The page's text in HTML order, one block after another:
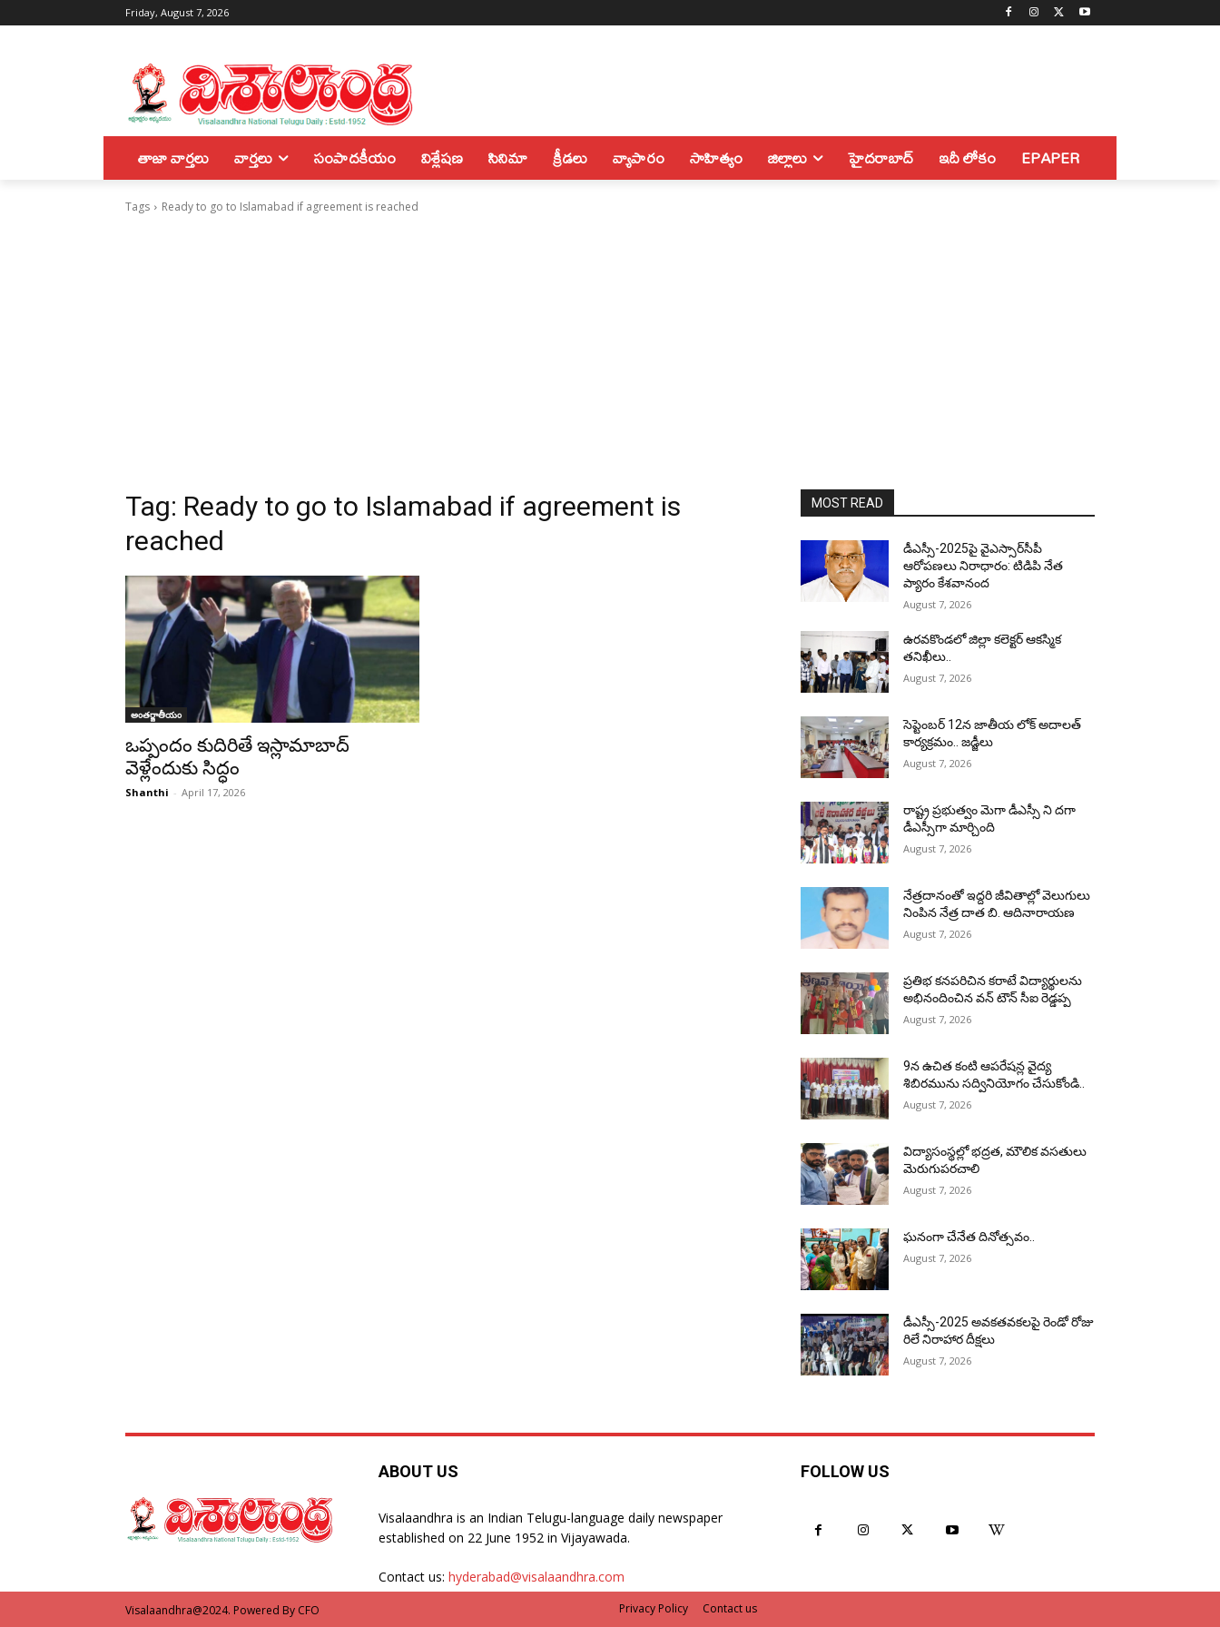
Friday, August 7, 2026
తాజా వార్తలు వార్తలు సంపాదకీయం విశ్లేషణ సినిమా క్రీడలు వ్యాపారం సాహిత్యం జిల్లాలు హైదరాబాద్ ఇదీ లోకం EPAPER
Tags Ready to go to Islamabad if agreement is reached
Tag: Ready to go to Islamabad if agreement is
reached
అంతర్జాతీయం
ఒప్పందం కుదిరితే ఇస్లామాబాద్
వెళ్లేందుకు సిద్ధం
Shanthi - April 17, 2026
MOST READ
డీఎస్సీ-2025పై వైఎస్సార్‌సీపీ
ఆరోపణలు నిరాధారం: టిడిపి నేత
ప్యారం కేశవానంద
August 7, 2026
ఉరవకొండలో జిల్లా కలెక్టర్ ఆకస్మిక
తనిఖీలు..
August 7, 2026
సెప్టెంబర్ 12న జాతీయ లోక్ అదాలత్
కార్యక్రమం.. జడ్జీలు
August 7, 2026
రాష్ట్ర ప్రభుత్వం మెగా డీఎస్సీ ని దగా
డీఎస్సీగా మార్చింది
August 7, 2026
నేత్రదానంతో ఇద్దరి జీవితాల్లో వెలుగులు
నింపిన నేత్ర దాత బి. ఆదినారాయణ
August 7, 2026
ప్రతిభ కనపరిచిన కరాటే విద్యార్థులను
అభినందించిన వన్ టౌన్ సీఐ రెడ్డప్ప
August 7, 2026
9న ఉచిత కంటి ఆపరేషన్ల వైద్య
శిబిరమును సద్వినియోగం చేసుకోండి..
August 7, 2026
విద్యాసంస్థల్లో భద్రత, మౌలిక వసతులు
మెరుగుపరచాలి
August 7, 2026
ఘనంగా చేనేత దినోత్సవం..
August 7, 2026
డీఎస్సీ-2025 అవకతవకలపై రెండో రోజు
రిలే నిరాహార దీక్షలు
August 7, 2026
ABOUT US
Visalaandhra is an Indian Telugu-language daily newspaper
established on 22 June 1952 in Vijayawada.
Contact us: hyderabad@visalaandhra.com
FOLLOW US
Visalaandhra@2024. Powered By CFO Privacy Policy Contact us